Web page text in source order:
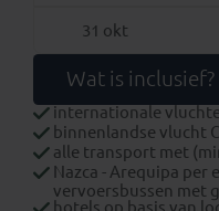
31 okt
Wat is inclusief?
internationale
binnenlandse vlucht
alle transport met
Nazca - Arequipa per
vervoersbussen met
hotels op basis van